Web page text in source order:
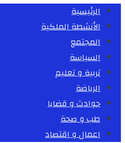
الرئيسية
الأنشطة الملكية
المجتمع
السياسة
تربية و تعليم
الرياضة
حوادث و قضايا
طب و صحة
اعمال و اقتصاد